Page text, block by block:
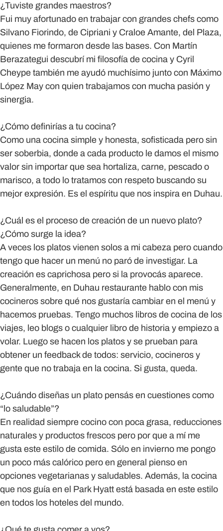
¿Tuviste grandes maestros?
Fui muy afortunado en trabajar con grandes chefs como
Silvano Fiorindo, de Cipriani y Craloe Amante, del Plaza,
quienes me formaron desde las bases. Con Martín
Berazategui descubrí mi filosofía de cocina y Cyril
Cheype también me ayudó muchísimo junto con Máximo
López May con quien trabajamos con mucha pasión y
sinergia.
¿Cómo definirías a tu cocina?
Como una cocina simple y honesta, sofisticada pero sin
ser soberbia, donde a cada producto le damos el mismo
valor sin importar que sea hortaliza, carne, pescado o
marisco, a todo lo tratamos con respeto buscando su
mejor expresión. Es el espíritu que nos inspira en Duhau.
¿Cuál es el proceso de creación de un nuevo plato?
¿Cómo surge la idea?
A veces los platos vienen solos a mi cabeza pero cuando
tengo que hacer un menú no paró de investigar. La
creación es caprichosa pero si la provocás aparece.
Generalmente, en Duhau restaurante hablo con mis
cocineros sobre qué nos gustaría cambiar en el menú y
hacemos pruebas. Tengo muchos libros de cocina de los
viajes, leo blogs o cualquier libro de historia y empiezo a
volar. Luego se hacen los platos y se prueban para
obtener un feedback de todos: servicio, cocineros y
gente que no trabaja en la cocina. Si gusta, queda.
¿Cuándo diseñas un plato pensás en cuestiones como
“lo saludable”?
En realidad siempre cocino con poca grasa, reducciones
naturales y productos frescos pero por que a mí me
gusta este estilo de comida. Sólo en invierno me pongo
un poco más calórico pero en general pienso en
opciones vegetarianas y saludables. Además, la cocina
que nos guía en el Park Hyatt está basada en este estilo
en todos los hoteles del mundo.